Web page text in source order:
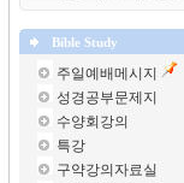
Bible Study
주일예배메시지
성경공부문제지
수양회강의
특강
구약강의자료실